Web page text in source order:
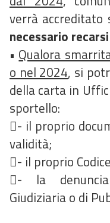
verrà accreditato
necessario
• Qualora
o nel 2024, si
della carta in
sportello:
- il proprio
validità;
- il proprio
- la denuncia
Giudiziaria o di